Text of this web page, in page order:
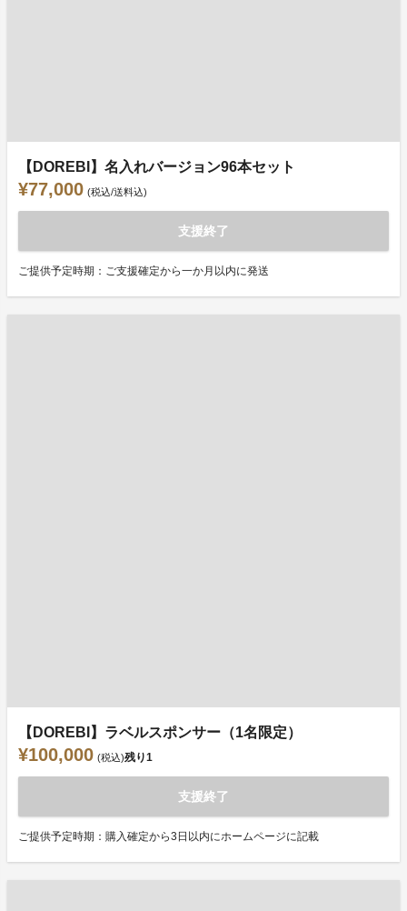
【DOREBI】名入れバージョン96本セット
¥77,000 (税込/送料込)
支援終了
ご提供予定時期：ご支援確定から一か月以内に発送
【DOREBI】ラベルスポンサー（1名限定）
¥100,000 (税込)残り1
支援終了
ご提供予定時期：購入確定から3日以内にホームページに記載